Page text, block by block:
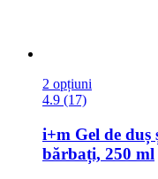
2 opțiuni
4.9 (17)
i+m Gel de
bărbați, 250 ml